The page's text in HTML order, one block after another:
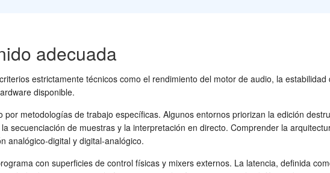
adecuada
estrictamente técnicos como el rendimiento del motor de audio, la
disponible.
metodologías de trabajo específicas. Algunos entornos priorizan la edición
secuenciación de muestras y la interpretación en directo. Comprender la
analógico-digital y digital-analógico.
con superficies de control físicas y mixers externos. La latencia, definida